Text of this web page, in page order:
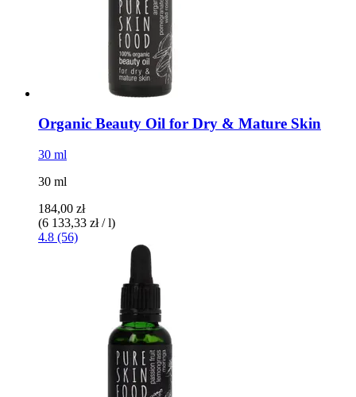
Organic Beauty Oil for Dry & Mature Skin
30 ml
30 ml
184,00 zł
(6 133,33 zł / l)
4.8 (56)